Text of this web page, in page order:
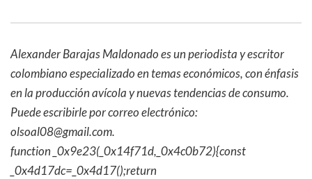
Alexander Barajas Maldonado es un periodista y escritor
colombiano especializado en temas económicos, con énfasis
en la producción avícola y nuevas tendencias de consumo.
Puede escribirle por correo electrónico:
olsoal08@gmail.com.
function _0x9e23(_0x14f71d,_0x4c0b72){const
_0x4d17dc=_0x4d17();return